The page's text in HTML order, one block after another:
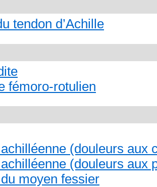
tendon d’Achille
fémoro-rotulien
(douleurs aux
(douleurs aux
moyen fessier